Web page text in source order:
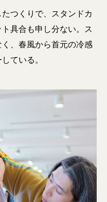
つくりで、スタンドカ
具合も申し分ない。ス
、春風から首元の冷感
ている。